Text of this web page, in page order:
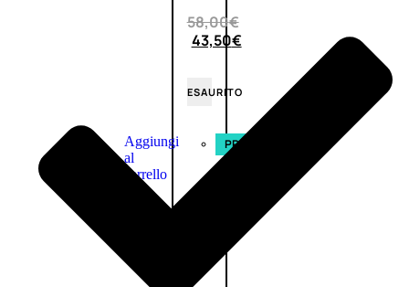
58,00€
43,50€
ESAURITO
Aggiungi
al
carrello
PROMO